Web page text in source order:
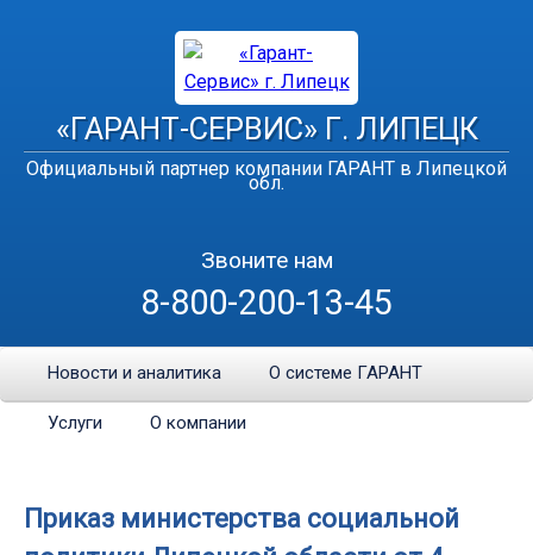
«ГАРАНТ-СЕРВИС» Г. ЛИПЕЦК
Официальный партнер компании ГАРАНТ в Липецкой
обл.
Звоните нам
8-800-200-13-45
Новости и аналитика О системе ГАРАНТ
Услуги О компании
Приказ министерства социальной